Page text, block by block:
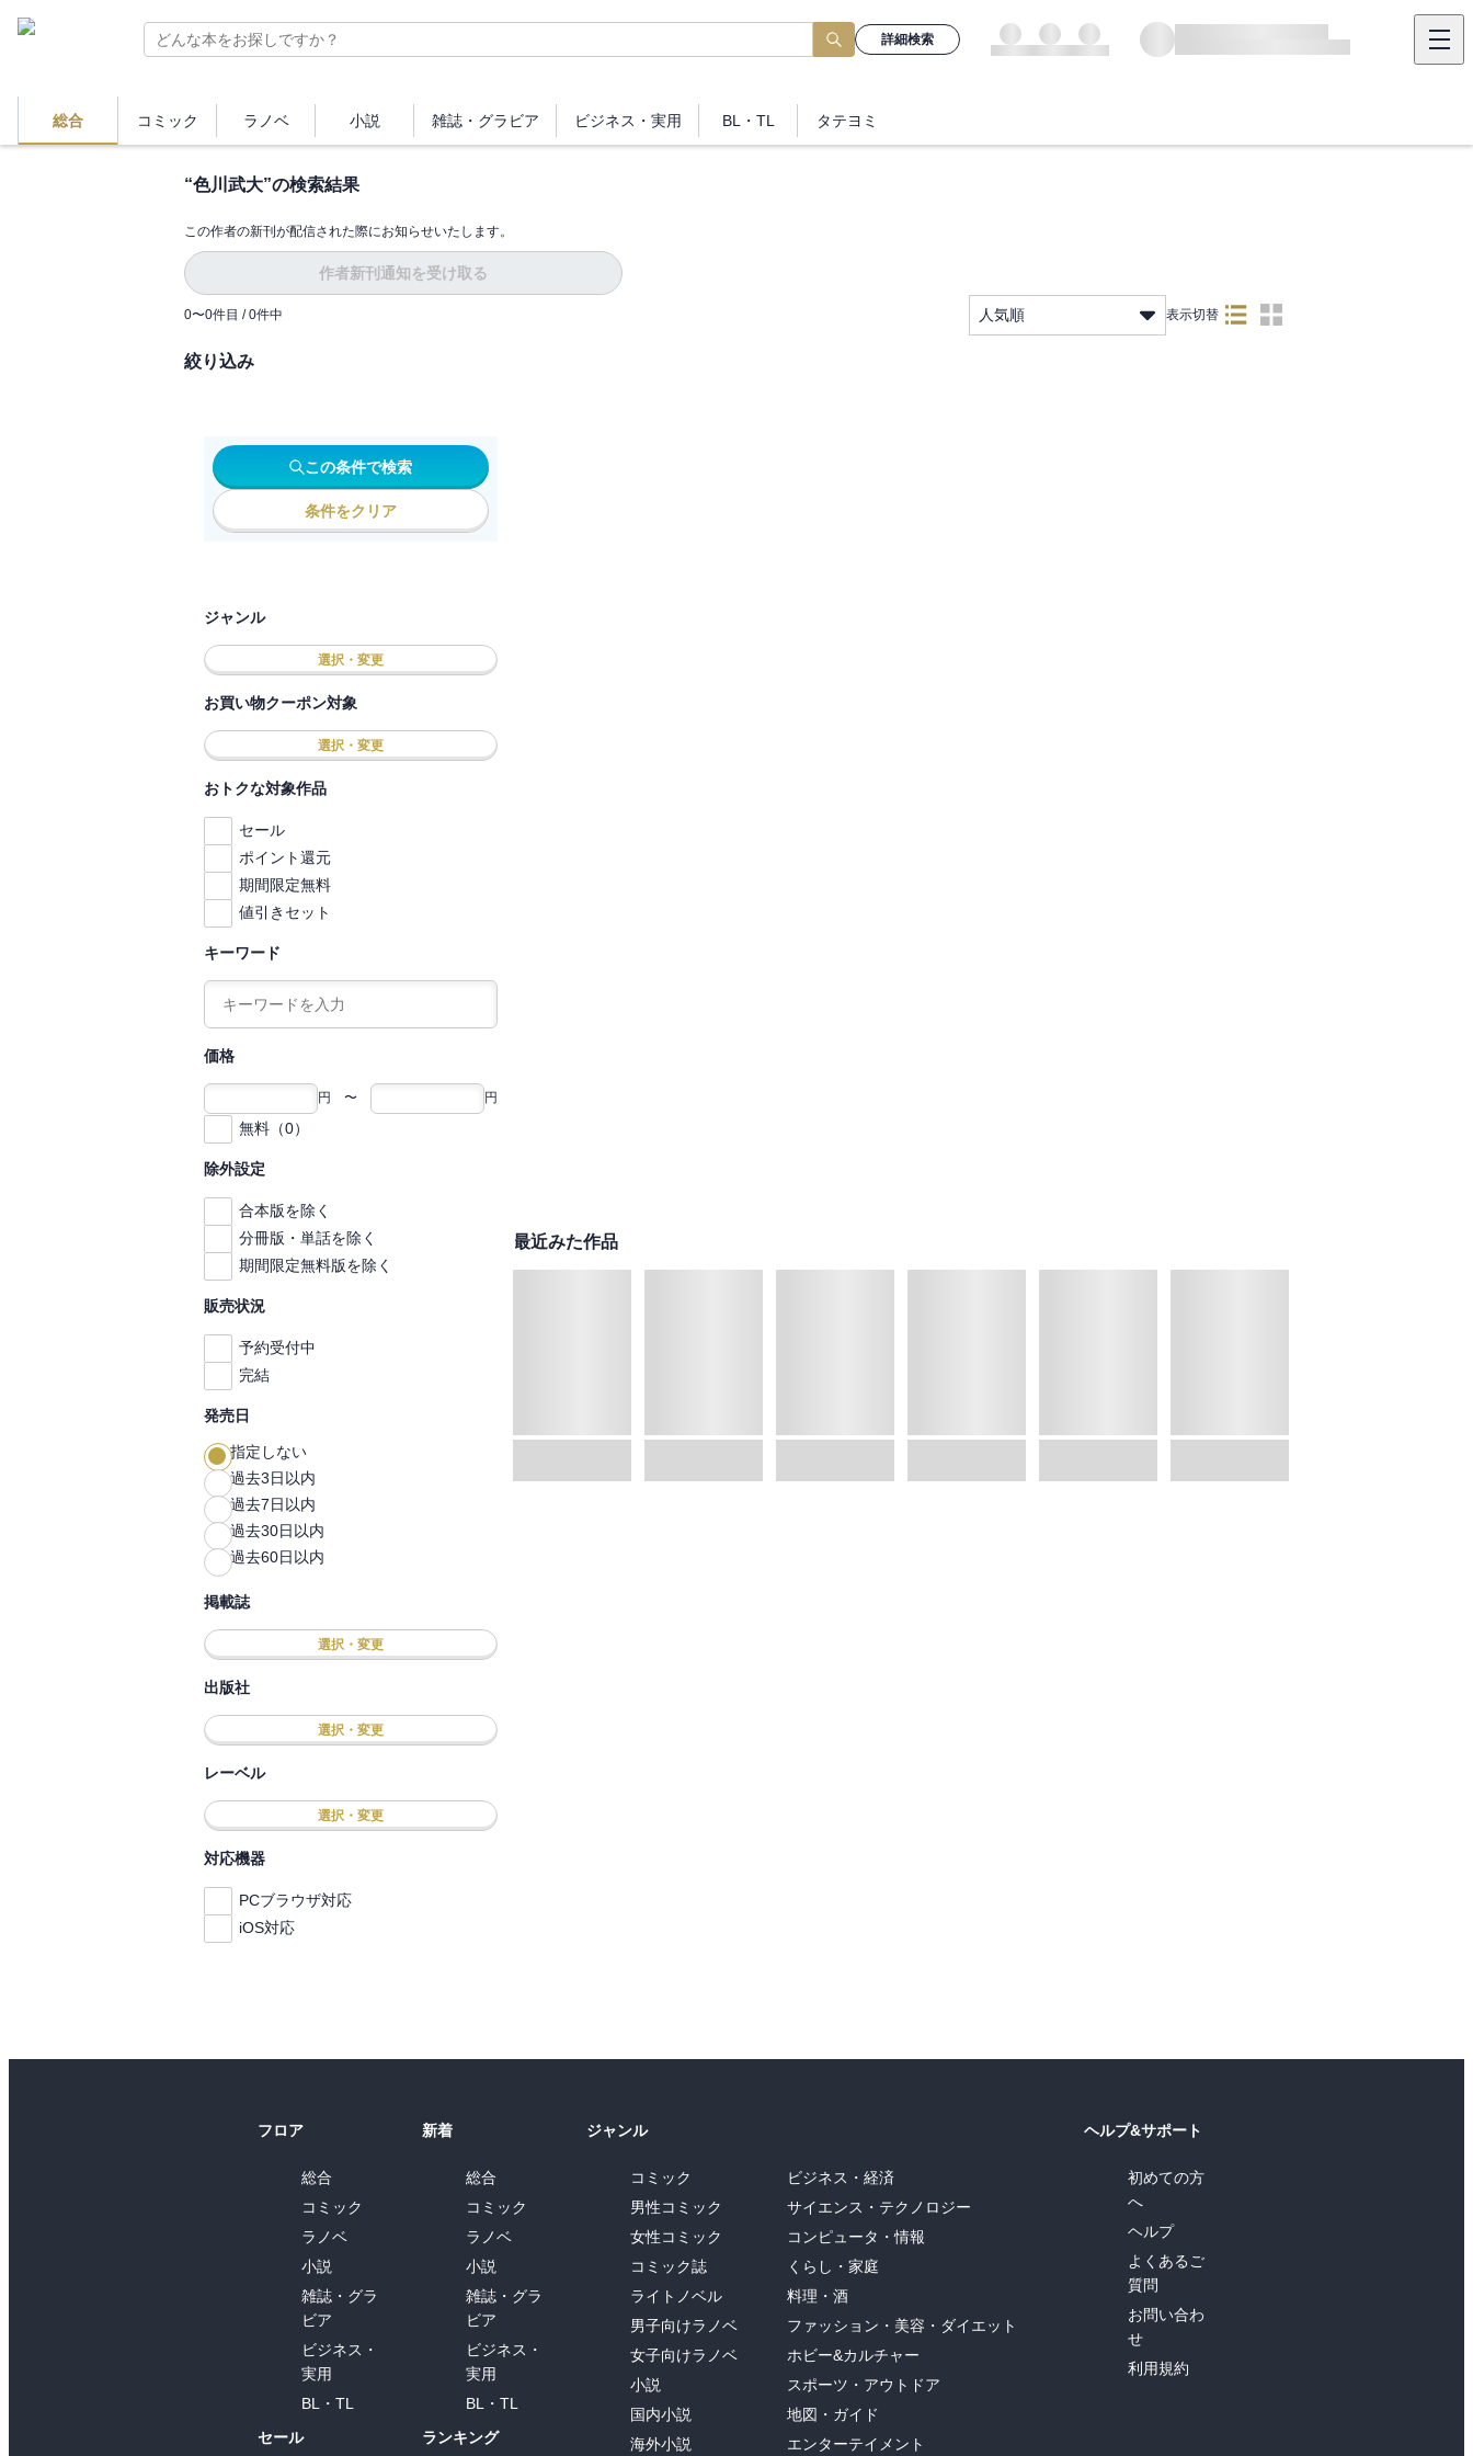
詳細検索
総合 コミック ラノベ 小説 雑誌・ グラビア ビジネス ・実用 BL・TL タテヨミ
“色川武大”の検索結果
この作者の新刊が配信された際にお知らせいたします。
作者新刊通知を受け取る
0〜0件目 / 0件中 人気順 表示切替
絞り込み
この条件で検索
条件をクリア
ジャンル
選択・変更
お買い物クーポン対象
選択・変更
おトクな対象作品
セール
ポイント還元
期間限定無料
値引きセット
キーワード
価格
円 〜 円
無料（0）
除外設定
合本版を除く
分冊版・単話を除く
期間限定無料版を除く
販売状況
予約受付中
完結
発売日
指定しない
過去3日以内
過去7日以内
過去30日以内
過去60日以内
掲載誌
選択・変更
出版社
選択・変更
レーベル
選択・変更
対応機器
PCブラウザ対応
iOS対応
最近みた作品
フロア
総合
コミック
ラノベ
小説
雑誌・グラ
ビア
ビジネス・
実用
BL・TL
セール
新着
総合
コミック
ラノベ
小説
雑誌・グラ
ビア
ビジネス・
実用
BL・TL
ランキング
ジャンル
コミック
男性コミック
女性コミック
コミック誌
ライトノベル
男子向けラノベ
女子向けラノベ
小説
国内小説
海外小説
ビジネス・経済
サイエンス・テクノロジー
コンピュータ・情報
くらし・家庭
料理・酒
ファッション・美容・ダイエット
ホビー&カルチャー
スポーツ・アウトドア
地図・ガイド
エンターテイメント
ヘルプ&サポート
初めての方
へ
ヘルプ
よくあるご
質問
お問い合わ
せ
利用規約